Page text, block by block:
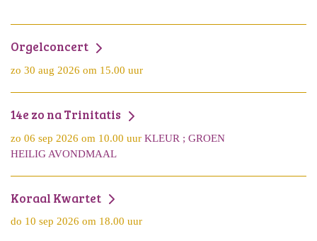
Orgelconcert
zo 30 aug 2026 om 15.00 uur
14e zo na Trinitatis
zo 06 sep 2026 om 10.00 uur KLEUR ; GROEN
HEILIG AVONDMAAL
Koraal Kwartet
do 10 sep 2026 om 18.00 uur